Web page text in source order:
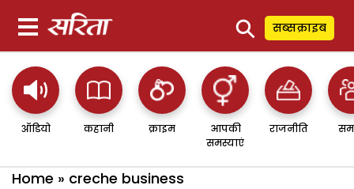
⚲ सब्सक्राइब
ऑडियो कहानी क्राइम
आपकी
समस्याएं
राजनीति
Home » creche business